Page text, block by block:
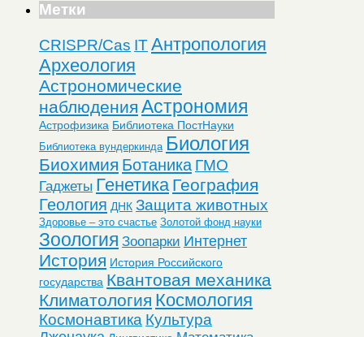
Метки
CRISPR/Cas ITАнтропология
Археология
Астрономические
наблюдения Астрономия
Астрофизика Библиотека ПостНауки
Библиотека вундеркинда Биология
Биохимия Ботаника ГМО
Гаджеты Генетика География
Геология ДНК Защита животных
Здоровье – это счастье Золотой фонд науки
Зоология Зоопарки Интернет
История История Российского
государства Квантовая механика
Климатология Космология
Космонавтика Культура